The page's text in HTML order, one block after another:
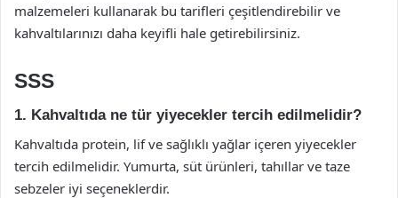
malzemeleri kullanarak bu tarifleri çeşitlendirebilir ve
kahvaltılarınızı daha keyifli hale getirebilirsiniz.
SSS
1. Kahvaltıda ne tür yiyecekler tercih edilmelidir?
Kahvaltıda protein, lif ve sağlıklı yağlar içeren yiyecekler
tercih edilmelidir. Yumurta, süt ürünleri, tahıllar ve taze
sebzeler iyi seçeneklerdir.